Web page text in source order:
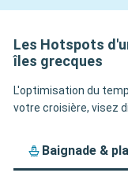
Les Hotspots
îles grecques
L'optimisation du
votre croisière, visez
Baignade &